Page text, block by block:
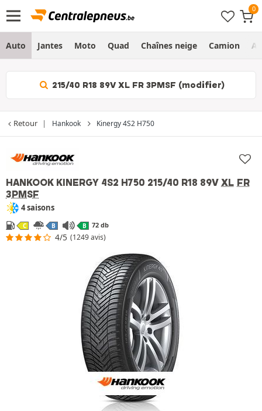
Auto Jantes Moto Quad Chaînes neige Camion
215/40 R18 89V XL FR 3PMSF (modifier)
Retour Hankook Kinergy 4S2 H750
HANKOOK KINERGY 4S2 H750 215/40 R18 89V XL FR
3PMSF
4 saisons
C B B 72 db
4/5 (1249 avis)